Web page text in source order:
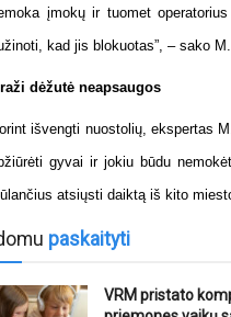
įmokų ir tuomet
kad jis blokuotas”, – sako
dėžutė neapsaugos
išvengti nuostolių, ekspertas
gyvai ir jokiu būdu
atsiųsti daiktą iš kito
paskaityti
VRM pristato